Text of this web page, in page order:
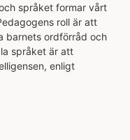
språket formar vårt
roll är att
barnets ordförråd och
språket är att
enligt